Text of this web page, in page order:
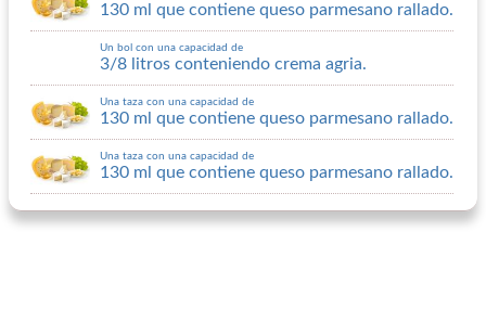
130 ml que contiene queso parmesano rallado.
Un bol con una capacidad de
3/8 litros conteniendo crema agria.
Una taza con una capacidad de
130 ml que contiene queso parmesano rallado.
Una taza con una capacidad de
130 ml que contiene queso parmesano rallado.